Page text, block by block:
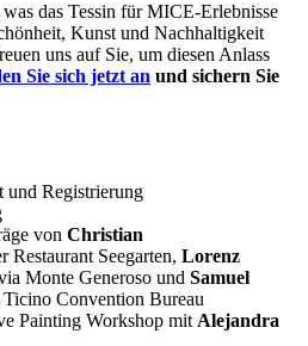
das Tessin für MICE-Erlebnisse
Kunst und Nachhaltigkeit
uns auf Sie, um diesen Anlass
Sie sich jetzt an und sichern Sie
und Registrierung
von Christian
Restaurant Seegarten, Lorenz
Monte Generoso und Samuel
Ticino Convention Bureau
Painting Workshop mit Alejandra